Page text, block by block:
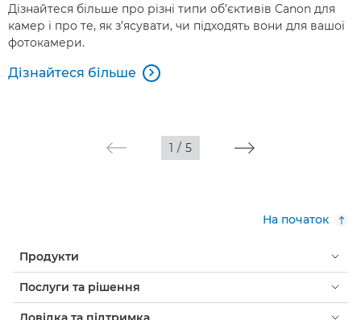
Дізнайтеся більше про різні типи об’єктивів Canon для
камер і про те, як з’ясувати, чи підходять вони для вашої
фотокамери.
Дізнайтеся більше 
1 / 5
На початок
Продукти
Послуги та рішення